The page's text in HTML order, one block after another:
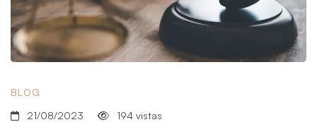
BLOG
21/08/2023
194 vistas